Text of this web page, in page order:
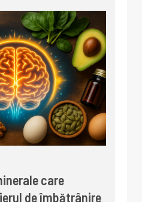
care
de îmbătrânire